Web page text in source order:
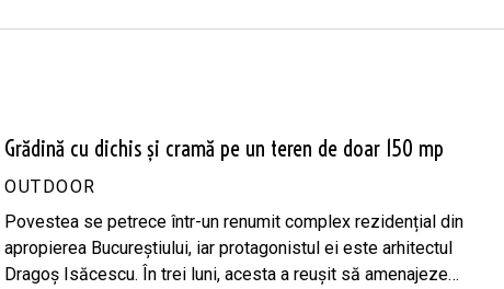
Grădină cu dichis și cramă pe un teren de doar 150 mp
OUTDOOR
Povestea se petrece într-un renumit complex rezidențial din
apropierea Bucureștiului, iar protagonistul ei este arhitectul
Dragoș Isăcescu. În trei luni, acesta a reușit să amenajeze…